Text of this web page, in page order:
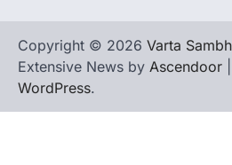
Copyright © 2026 Varta
Extensive News by Ascendoor
WordPress.